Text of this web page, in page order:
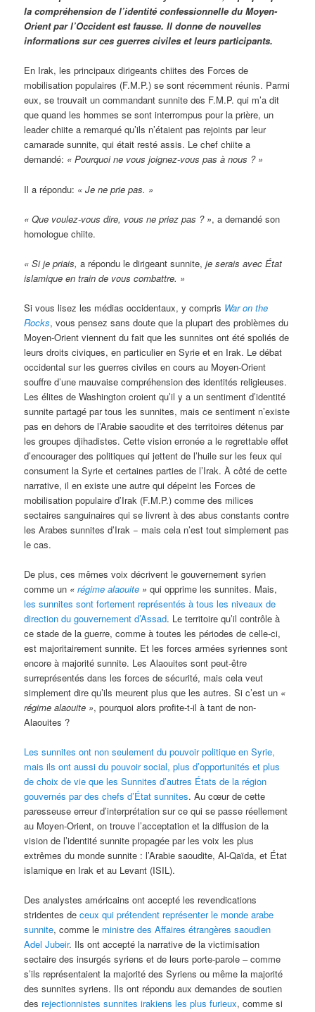
la compréhension de l’identité confessionnelle du Moyen-
Orient par l’Occident est fausse. Il donne de nouvelles
informations sur ces guerres civiles et leurs participants.
En Irak, les principaux dirigeants chiites des Forces de
mobilisation populaires (F.M.P.) se sont récemment réunis. Parmi
eux, se trouvait un commandant sunnite des F.M.P. qui m’a dit
que quand les hommes se sont interrompus pour la prière, un
leader chiite a remarqué qu’ils n’étaient pas rejoints par leur
camarade sunnite, qui était resté assis. Le chef chiite a
demandé: « Pourquoi ne vous joignez-vous pas à nous ? »
Il a répondu: « Je ne prie pas. »
« Que voulez-vous dire, vous ne priez pas ? », a demandé son
homologue chiite.
« Si je priais, a répondu le dirigeant sunnite,je serais avec État
islamique en train de vous combattre. »
Si vous lisez les médias occidentaux, y compris War on the
Rocks, vous pensez sans doute que la plupart des problèmes du
Moyen-Orient viennent du fait que les sunnites ont été spoliés de
leurs droits civiques, en particulier en Syrie et en Irak. Le débat
occidental sur les guerres civiles en cours au Moyen-Orient
souffre d’une mauvaise compréhension des identités religieuses.
Les élites de Washington croient qu’il y a un sentiment d’identité
sunnite partagé par tous les sunnites, mais ce sentiment n’existe
pas en dehors de l’Arabie saoudite et des territoires détenus par
les groupes djihadistes. Cette vision erronée a le regrettable effet
d’encourager des politiques qui jettent de l’huile sur les feux qui
consument la Syrie et certaines parties de l’Irak. À côté de cette
narrative, il en existe une autre qui dépeint les Forces de
mobilisation populaire d’Irak (F.M.P.) comme des milices
sectaires sanguinaires qui se livrent à des abus constants contre
les Arabes sunnites d’Irak − mais cela n’est tout simplement pas
le cas.
De plus, ces mêmes voix décrivent le gouvernement syrien
comme un «régime alaouite » qui opprime les sunnites. Mais,
les sunnites sont fortement représentés à tous les niveaux de
direction du gouvernement d’Assad. Le territoire qu’il contrôle à
ce stade de la guerre, comme à toutes les périodes de celle-ci,
est majoritairement sunnite. Et les forces armées syriennes sont
encore à majorité sunnite. Les Alaouites sont peut-être
surreprésentés dans les forces de sécurité, mais cela veut
simplement dire qu’ils meurent plus que les autres. Si c’est un «
régime alaouite », pourquoi alors profite-t-il à tant de non-
Alaouites ?
Les sunnites ont non seulement du pouvoir politique en Syrie,
mais ils ont aussi du pouvoir social, plus d’opportunités et plus
de choix de vie que les Sunnites d’autres États de la région
gouvernés par des chefs d’État sunnites. Au cœur de cette
paresseuse erreur d’interprétation sur ce qui se passe réellement
au Moyen-Orient, on trouve l’acceptation et la diffusion de la
vision de l’identité sunnite propagée par les voix les plus
extrêmes du monde sunnite : l’Arabie saoudite, Al-Qaïda, et État
islamique en Irak et au Levant (ISIL).
Des analystes américains ont accepté les revendications
stridentes deceux qui prétendent représenter le monde arabe
sunnite, comme le ministre des Affaires étrangères saoudien
Adel Jubeir. Ils ont accepté la narrative de la victimisation
sectaire des insurgés syriens et de leurs porte-parole – comme
s’ils représentaient la majorité des Syriens ou même la majorité
des sunnites syriens. Ils ont répondu aux demandes de soutien
des rejectionnistes sunnites irakiens les plus furieux, comme si